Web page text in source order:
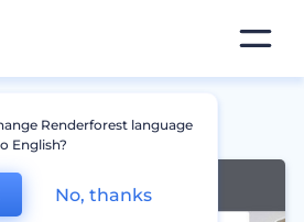
Renderforest language
English?
No, thanks